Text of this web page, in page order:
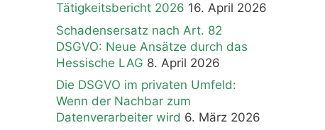
Tätigkeitsbericht 2026 16. April 2026
Schadensersatz nach Art. 82
DSGVO: Neue Ansätze durch das
Hessische LAG 8. April 2026
Die DSGVO im privaten Umfeld:
Wenn der Nachbar zum
Datenverarbeiter wird 6. März 2026